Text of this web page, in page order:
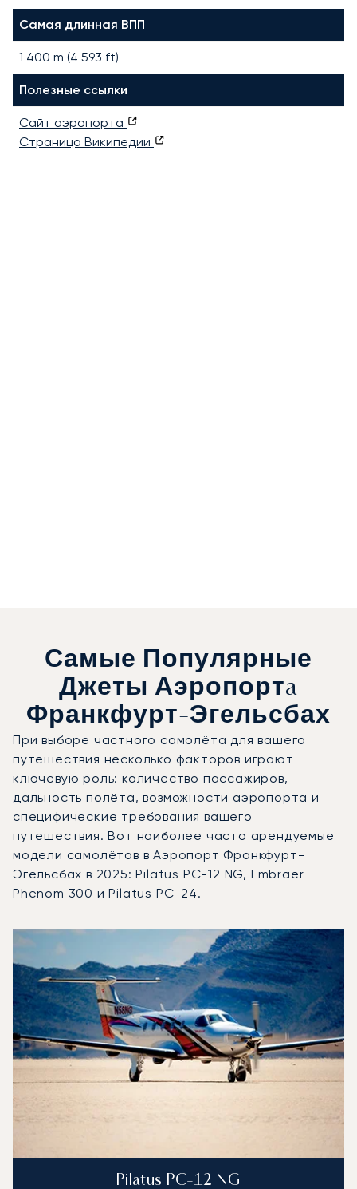
Самая длинная ВПП
1 400 m (4 593 ft)
Полезные ссылки
Сайт аэропорта
Страница Википедии
Самые Популярные
Джеты Аэропортa
Франкфурт-Эгельсбах
При выборе частного самолёта для вашего
путешествия несколько факторов играют
ключевую роль: количество пассажиров,
дальность полёта, возможности аэропорта и
специфические требования вашего
путешествия. Вот наиболее часто арендуемые
модели самолётов в Аэропорт Франкфурт-
Эгельсбах в 2025: Pilatus PC-12 NG, Embraer
Phenom 300 и Pilatus PC-24.
Фото воздушного судна
Модель воздушного судна
Скорость (км/ч)
Скорость (узлы)
Дальность (NM)
Pilatus PC-12 NG